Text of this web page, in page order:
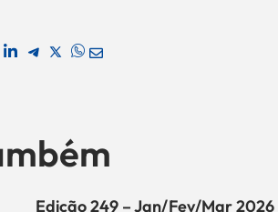
Edição 249 – Jan/Fev/Mar 2026